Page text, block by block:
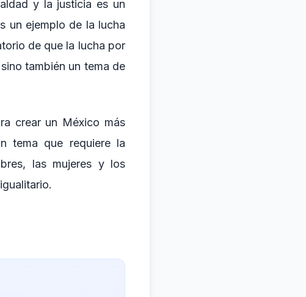
y la justicia es un
un ejemplo de la lucha
de que la lucha por
también un tema de
crear un México más
tema que requiere la
las mujeres y los